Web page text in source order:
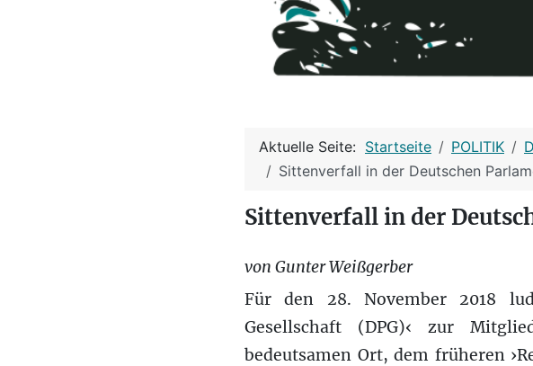
Aktuelle Seite: Startseite POLITIK
Sittenverfall in der Deutschen
Sittenverfall in der
von Gunter Weißgerber
Für den 28. November 2018
Gesellschaft (DPG)‹ zur
bedeutsamen Ort, dem früheren